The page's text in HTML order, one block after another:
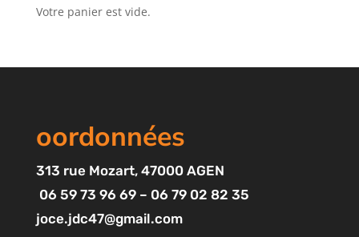
Votre panier est vide.
oordonnées
313 rue Mozart, 47000 AGEN
06 59 73 96 69 – 06 79 02 82 35
joce.jdc47@gmail.com